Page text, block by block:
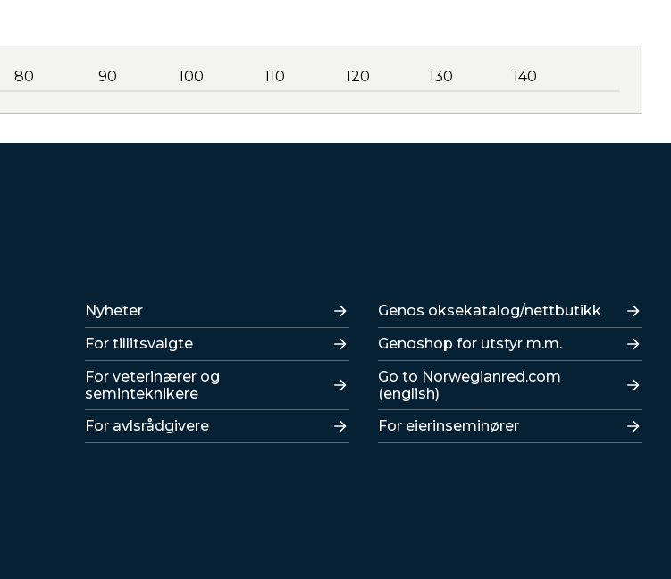
80 90 100 110 120 130 140
Lenker
Nyheter
For tillitsvalgte
For veterinærer og
seminteknikere
For avlsrådgivere
Lenker
Genos oksekatalog/nettbutikk
Genoshop for utstyr m.m.
Go to Norwegianred.com
(english)
For eierinseminører